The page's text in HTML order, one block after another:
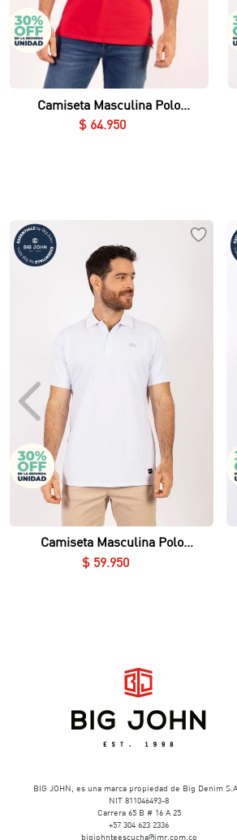
Vista rápida
Camiseta Masculina Polo
Essential en Piqué Licrado
$ 64.950
Vista rápida
Camiseta Masculina Polo
Essential en Piqué Lycrado
$ 59. 950
BIG JOHN, es una marca propiedad de Big Denim
NIT 811046493-8
Carrera 65 B # 16 A 25
+57 304 623 2336
bigjohnteescucha@imr.com.co